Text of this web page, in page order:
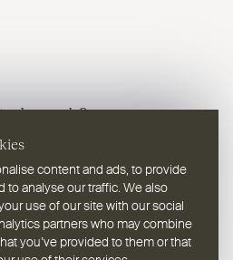
content and ads, to provide
to analyse our traffic. We also
use of our site with our social
partners who may combine
you’ve provided to them or that
domande?